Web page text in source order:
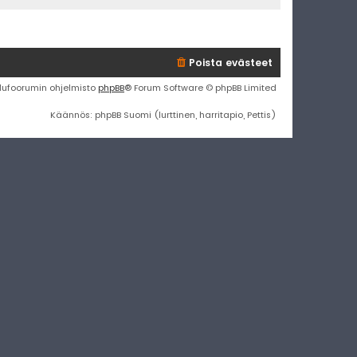
Poista evästeet
ohjelmisto phpBB® Forum Software © phpBB Limited
Käännös: phpBB Suomi (lurttinen, harritapio, Pettis)